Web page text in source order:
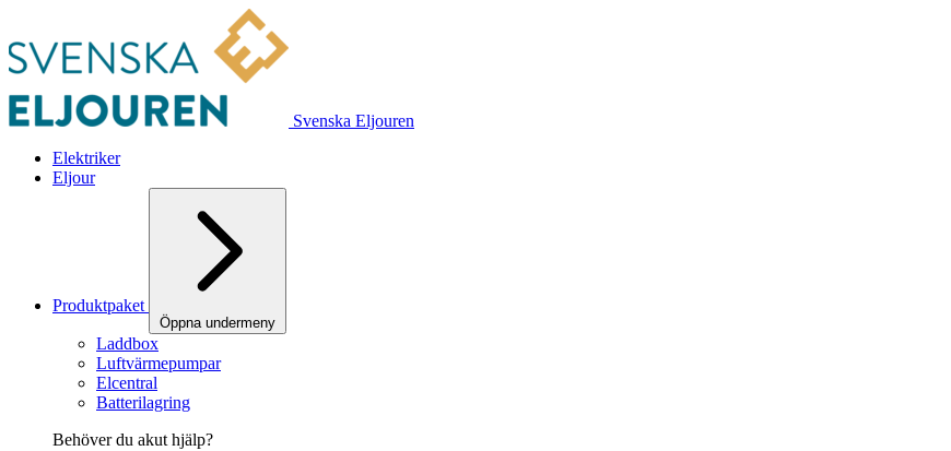
Svenska Eljouren
Elektriker
Eljour
Produktpaket
Öppna undermeny
Laddbox
Luftvärmepumpar
Elcentral
Batterilagring
Behöver du akut hjälp?